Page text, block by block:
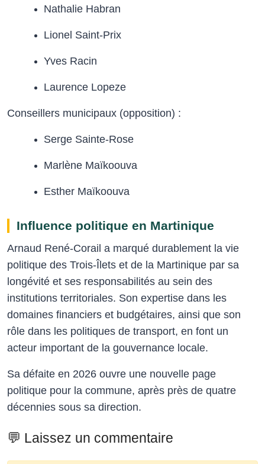
Nathalie Habran
Lionel Saint-Prix
Yves Racin
Laurence Lopeze
Conseillers municipaux (opposition) :
Serge Sainte-Rose
Marlène Maïkoouva
Esther Maïkoouva
Influence politique en Martinique
Arnaud René-Corail a marqué durablement la vie
politique des Trois-Îlets et de la Martinique par sa
longévité et ses responsabilités au sein des
institutions territoriales. Son expertise dans les
domaines financiers et budgétaires, ainsi que son
rôle dans les politiques de transport, en font un
acteur important de la gouvernance locale.
Sa défaite en 2026 ouvre une nouvelle page
politique pour la commune, après près de quatre
décennies sous sa direction.
💬 Laissez un commentaire